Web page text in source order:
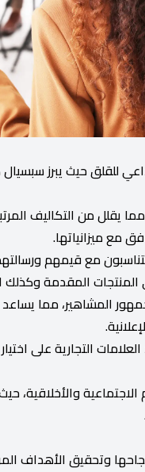
للقلق حيث يبرز
يقلل من التكاليف
مع ميزانياتها.
مع قيمهم
المنتجات المقدمة وكذلك
المشاهير، مما
التجارية على
والأخلاقية،
وتحقيق الأهداف